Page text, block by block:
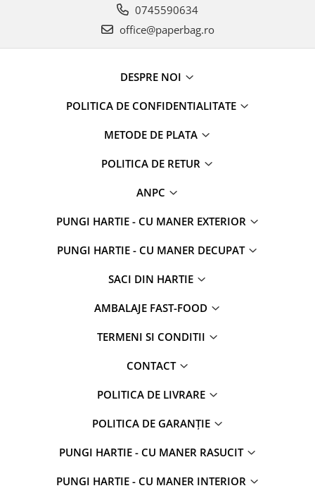
0745590634
office@paperbag.ro
DESPRE NOI
POLITICA DE CONFIDENTIALITATE
METODE DE PLATA
POLITICA DE RETUR
ANPC
PUNGI HARTIE - CU MANER EXTERIOR
PUNGI HARTIE - CU MANER DECUPAT
SACI DIN HARTIE
AMBALAJE FAST-FOOD
TERMENI SI CONDITII
CONTACT
POLITICA DE LIVRARE
POLITICA DE GARANȚIE
PUNGI HARTIE - CU MANER RASUCIT
PUNGI HARTIE - CU MANER INTERIOR